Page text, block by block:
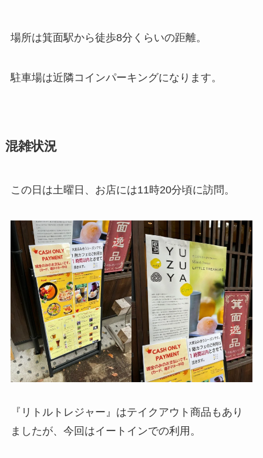
場所は箕面駅から徒歩8分くらいの距離。
駐車場は近隣コインパーキングになります。
混雑状況
この日は土曜日、お店には11時20分頃に訪問。
『リトルトレジャー』はテイクアウト商品もあり
ましたが、今回はイートインでの利用。